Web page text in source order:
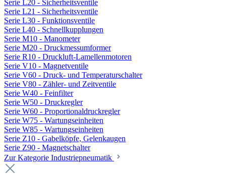
Serie L20 - Sicherheitsventile
Serie L21 - Sicherheitsventile
Serie L30 - Funktionsventile
Serie L40 - Schnellkupplungen
Serie M10 - Manometer
Serie M20 - Druckmessumformer
Serie R10 - Druckluft-Lamellenmotoren
Serie V10 - Magnetventile
Serie V60 - Druck- und Temperaturschalter
Serie V80 - Zähler- und Zeitventile
Serie W40 - Feinfilter
Serie W50 - Druckregler
Serie W60 - Proportionaldruckregler
Serie W75 - Wartungseinheiten
Serie W85 - Wartungseinheiten
Serie Z10 - Gabelköpfe, Gelenkaugen
Serie Z90 - Magnetschalter
Zur Kategorie Industriepneumatik